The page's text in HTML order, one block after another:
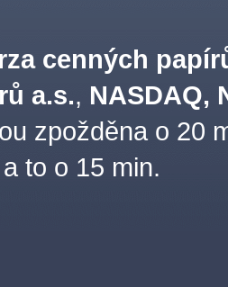
cenných
a.s., NASDAQ,
zpožděna o 20
to o 15 min.